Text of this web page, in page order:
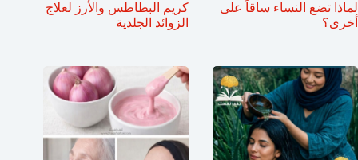
لماذا تضع النساء ساقاً على
أخرى؟
كريم البطاطس والأرز لعلاج
الزوائد الجلدية